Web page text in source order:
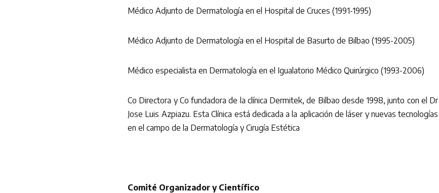
Médico Adjunto de Dermatología en el Hospital de Cruces (1991-1995)
Médico Adjunto de Dermatología en el Hospital de Basurto de Bilbao (1995-2005)
Médico especialista en Dermatología en el Igualatorio Médico Quirúrgico (1993-2006)
Co Directora y Co fundadora de la clínica Dermitek, de Bilbao desde 1998, junto con el Dr
Jose Luis Azpiazu. Esta Clínica está dedicada a la aplicación de láser y nuevas tecnologías
en el campo de la Dermatología y Cirugía Estética
Comité Organizador y Científico